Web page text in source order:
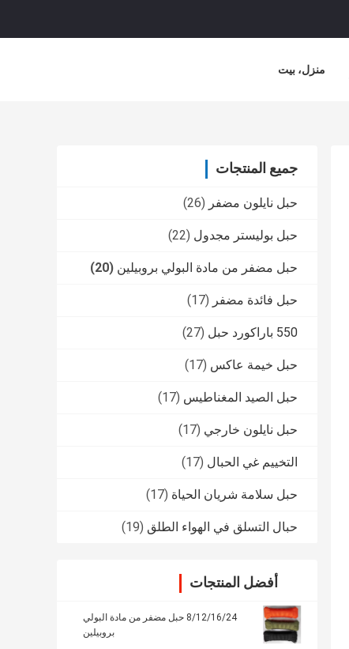
منزل، بيت
جميع المنتجات
حبل نايلون مضفر (26)
حبل بوليستر مجدول (22)
حبل مضفر من مادة البولي بروبيلين (20)
حبل فائدة مضفر (17)
550 باراكورد حبل (27)
حبل خيمة عاكس (17)
حبل الصيد المغناطيس (17)
حبل نايلون خارجي (17)
التخييم غي الحبال (17)
حبل سلامة شريان الحياة (17)
حبال التسلق في الهواء الطلق (19)
أفضل المنتجات
8/12/16/24 حبل مضفر من مادة البولي
بروبيلين